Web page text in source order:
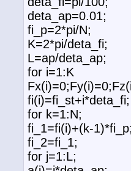
deta_ap=0.01;
fi_p=2*pi/N;
K=2*pi/deta_fi;
L=ap/deta_ap;
for i=1:K
fi(i)=fi_st+i*deta_fi;
for k=1:N;
fi_1=fi(i)+(k-
fi_2=fi_1;
for j=1:L;